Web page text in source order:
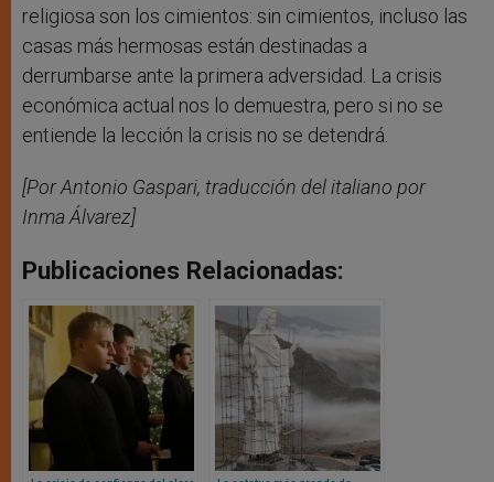
religiosa son los cimientos: sin cimientos, incluso las
casas más hermosas están destinadas a
derrumbarse ante la primera adversidad. La crisis
económica actual nos lo demuestra, pero si no se
entiende la lección la crisis no se detendrá.
[Por Antonio Gaspari, traducción del italiano por
Inma Álvarez]
Publicaciones Relacionadas: